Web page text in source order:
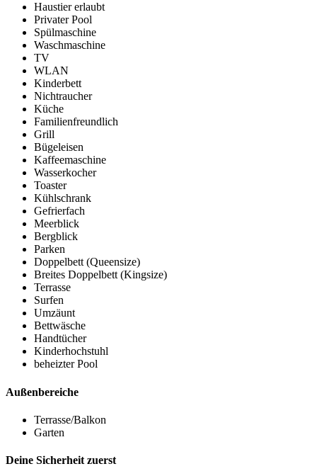
Haustier erlaubt
Privater Pool
Spülmaschine
Waschmaschine
TV
WLAN
Kinderbett
Nichtraucher
Küche
Familienfreundlich
Grill
Bügeleisen
Kaffeemaschine
Wasserkocher
Toaster
Kühlschrank
Gefrierfach
Meerblick
Bergblick
Parken
Doppelbett (Queensize)
Breites Doppelbett (Kingsize)
Terrasse
Surfen
Umzäunt
Bettwäsche
Handtücher
Kinderhochstuhl
beheizter Pool
Außenbereiche
Terrasse/Balkon
Garten
Deine Sicherheit zuerst